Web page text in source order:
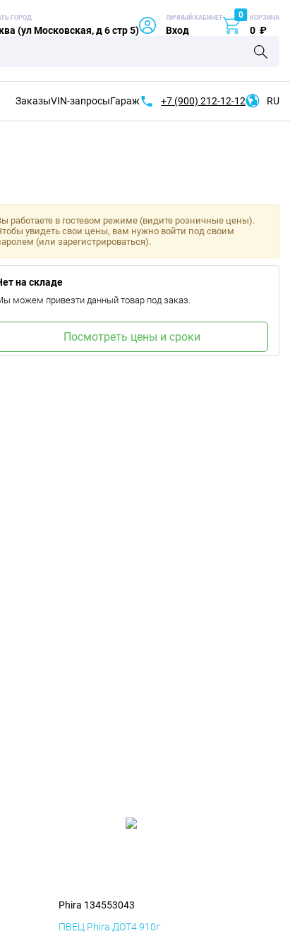
ГОРОД
(ул Московская, д 6 стр 5)
ЛИЧНЫЙ КАБИНЕТ
Вход
0 КОРЗИНА
0 ₽
ЗаказыVIN-запросыГараж +7 (900) 212-12-12 RU
работаете в гостевом режиме (видите розничные цены).
увидеть свои цены, вам нужно войти под своим
(или зарегистрироваться).
на складе
можем привезти данный товар под заказ.
Посмотреть цены и сроки
Phira 134553043
ПВЕЦ Phira ДОТ4 910г